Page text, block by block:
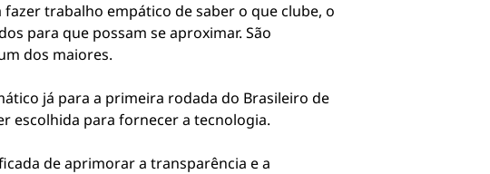
trabalho empático de saber o que clube, o
para que possam se aproximar. São
dos maiores.
já para a primeira rodada do Brasileiro de
escolhida para fornecer a tecnologia.
de aprimorar a transparência e a